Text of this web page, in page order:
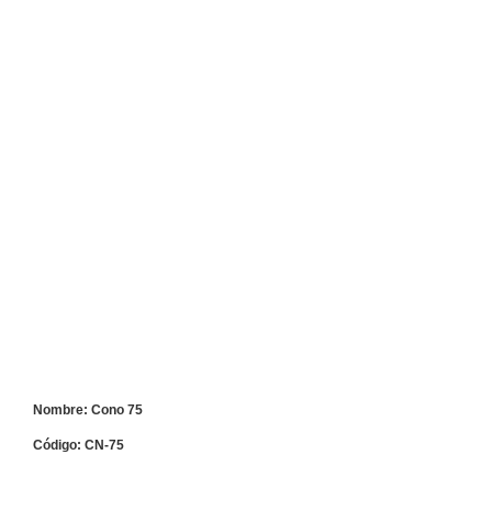
Nombre: Cono 75
Código: CN-75